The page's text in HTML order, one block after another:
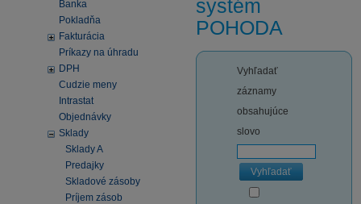
Banka
Pokladňa
Fakturácia
Príkazy na úhradu
DPH
Cudzie meny
Intrastat
Objednávky
Sklady
Sklady A
Predajky
Skladové zásoby
Príjem zásob
systém
POHODA
Vyhľadať
záznamy
obsahujúce
slovo
Vyhľadať